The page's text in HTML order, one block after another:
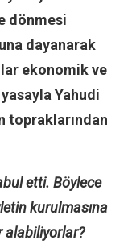
dönmesi
dayanarak
ekonomik ve
Yahudi
topraklarından
etti. Böylece
kurulmasına
alabiliyorlar?